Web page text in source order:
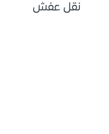
نقل عفش